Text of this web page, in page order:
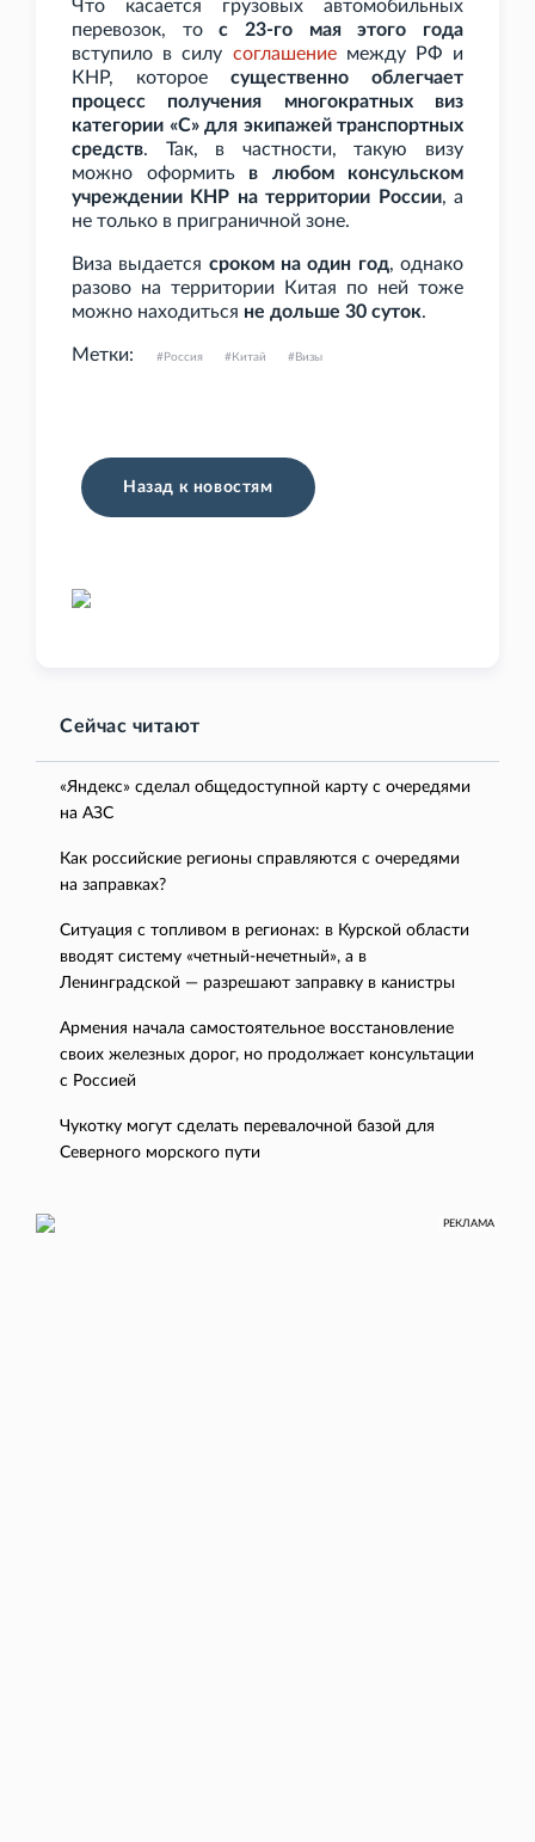
Что касается грузовых автомобильных
перевозок, тос 23-го мая этого года
вступило в силу соглашениемежду РФ и
КНР, которое существенно облегчает
процесс получения многократных виз
категории «C» для экипажей транспортных
средств. Так, в частности, такую визу
можно оформить в любом консульском
учреждении КНР на территории России, а
не только в приграничной зоне.
Виза выдается сроком на один год, однако
разово на территории Китая по ней тоже
можно находиться не дольше 30 суток.
Метки: Россия Китай Визы
Назад к новостям
Сейчас читают
«Яндекс» сделал общедоступной карту с очередями
на АЗС
Как российские регионы справляются с очередями
на заправках?
Ситуация с топливом в регионах: в Курской области
вводят систему «четный-нечетный», а в
Ленинградской — разрешают заправку в канистры
Армения начала самостоятельное восстановление
своих железных дорог, но продолжает консультации
с Россией
Чукотку могут сделать перевалочной базой для
Северного морского пути
РЕКЛАМА